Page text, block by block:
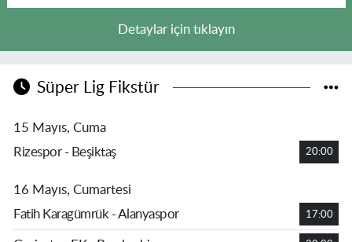
Detaylar için tıklayın
Süper Lig Fikstür
15 Mayıs, Cuma
Rizespor - Beşiktaş
20:00
16 Mayıs, Cumartesi
Fatih Karagümrük - Alanyaspor
17:00